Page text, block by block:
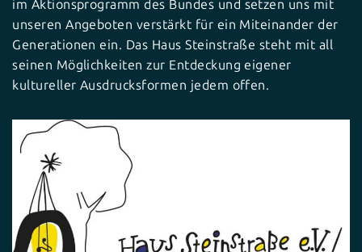
im Aktionsprogramm des Bundes und setzen uns mit
unseren Angeboten verstärkt für ein Miteinander der
Generationen ein. Das Haus Steinstraße steht mit all
seinen Möglichkeiten zur Entdeckung eigener
kultureller Ausdrucksformen jedem offen.